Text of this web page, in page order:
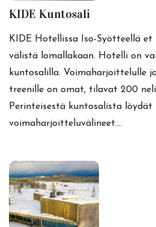
KIDE Kuntosali
KIDE Hotellissa Iso-Syötteellä
välistä lomallakaan. Hotelli on
kuntosalilla. Voimaharjoittelulle
treenille on omat, tilavat 200
Perinteisestä kuntosalista
voimaharjoitteluvälineet.…